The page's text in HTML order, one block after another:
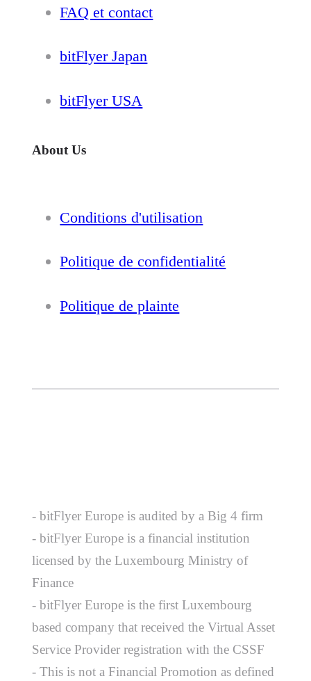
FAQ et contact
bitFlyer Japan
bitFlyer USA
About Us
Conditions d'utilisation
Politique de confidentialité
Politique de plainte
- bitFlyer Europe is audited by a Big 4 firm
- bitFlyer Europe is a financial institution
licensed by the Luxembourg Ministry of
Finance
- bitFlyer Europe is the first Luxembourg
based company that received the Virtual Asset
Service Provider registration with the CSSF
- This is not a Financial Promotion as defined